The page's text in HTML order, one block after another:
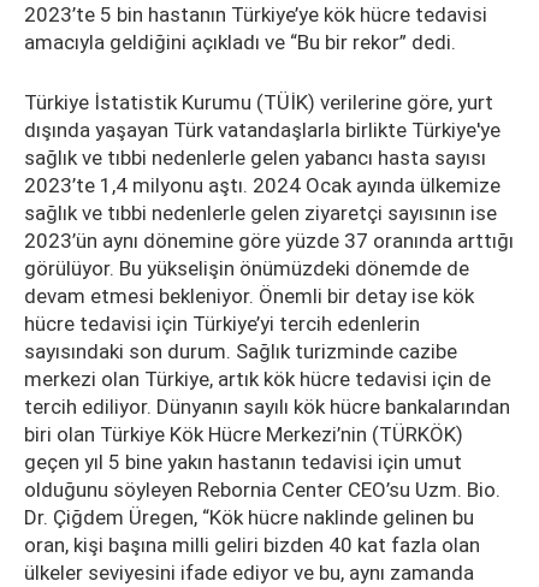
2023’te 5 bin hastanın Türkiye’ye kök hücre tedavisi
amacıyla geldiğini açıkladı ve “Bu bir rekor” dedi.
Türkiye İstatistik Kurumu (TÜİK) verilerine göre, yurt
dışında yaşayan Türk vatandaşlarla birlikte Türkiye'ye
sağlık ve tıbbi nedenlerle gelen yabancı hasta sayısı
2023’te 1,4 milyonu aştı. 2024 Ocak ayında ülkemize
sağlık ve tıbbi nedenlerle gelen ziyaretçi sayısının ise
2023’ün aynı dönemine göre yüzde 37 oranında arttığı
görülüyor. Bu yükselişin önümüzdeki dönemde de
devam etmesi bekleniyor. Önemli bir detay ise kök
hücre tedavisi için Türkiye’yi tercih edenlerin
sayısındaki son durum. Sağlık turizminde cazibe
merkezi olan Türkiye, artık kök hücre tedavisi için de
tercih ediliyor. Dünyanın sayılı kök hücre bankalarından
biri olan Türkiye Kök Hücre Merkezi’nin (TÜRKÖK)
geçen yıl 5 bine yakın hastanın tedavisi için umut
olduğunu söyleyen Rebornia Center CEO’su Uzm. Bio.
Dr. Çiğdem Üregen, “Kök hücre naklinde gelinen bu
oran, kişi başına milli geliri bizden 40 kat fazla olan
ülkeler seviyesini ifade ediyor ve bu, aynı zamanda